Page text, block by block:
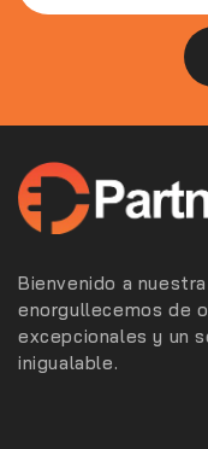
Bienvenido a
enorgullecemos de
excepcionales y un
inigualable.